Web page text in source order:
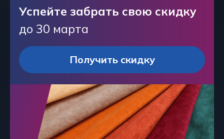
Успейте забрать свою скидку
до 30 марта
Получить скидку